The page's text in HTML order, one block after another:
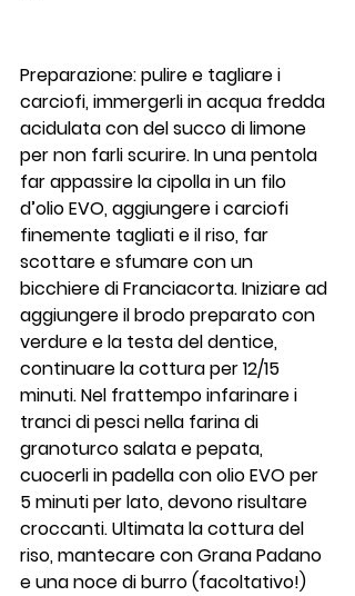
Preparazione: pulire e tagliare i
carciofi, immergerli in acqua fredda
acidulata con del succo di limone
per non farli scurire. In una pentola
far appassire la cipolla in un filo
d’olio EVO, aggiungere i carciofi
finemente tagliati e il riso, far
scottare e sfumare con un
bicchiere di Franciacorta. Iniziare ad
aggiungere il brodo preparato con
verdure e la testa del dentice,
continuare la cottura per 12/15
minuti. Nel frattempo infarinare i
tranci di pesci nella farina di
granoturco salata e pepata,
cuocerli in padella con olio EVO per
5 minuti per lato, devono risultare
croccanti. Ultimata la cottura del
riso, mantecare con Grana Padano
e una noce di burro (facoltativo!)